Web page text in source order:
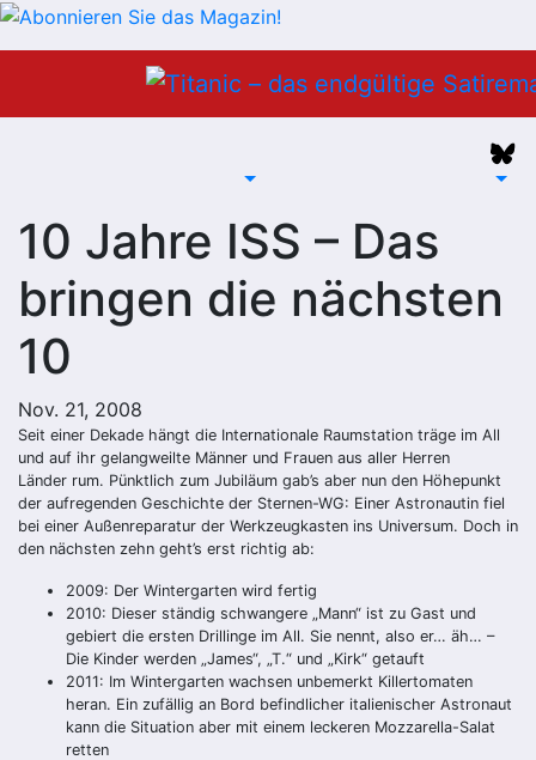
10 Jahre ISS – Das
bringen die nächsten
10
Nov. 21, 2008
Seit einer Dekade hängt die Internationale Raumstation träge im All
und auf ihr gelangweilte Männer und Frauen aus aller Herren
Länder rum. Pünktlich zum Jubiläum gab’s aber nun den Höhepunkt
der aufregenden Geschichte der Sternen-WG: Einer Astronautin fiel
bei einer Außenreparatur der Werkzeugkasten ins Universum. Doch in
den nächsten zehn geht’s erst richtig ab:
2009: Der Wintergarten wird fertig
2010: Dieser ständig schwangere „Mann“ ist zu Gast und
gebiert die ersten Drillinge im All. Sie nennt, also er… äh… –
Die Kinder werden „James“, „T.“ und „Kirk“ getauft
2011: Im Wintergarten wachsen unbemerkt Killertomaten
heran. Ein zufällig an Bord befindlicher italienischer Astronaut
kann die Situation aber mit einem leckeren Mozzarella-Salat
retten